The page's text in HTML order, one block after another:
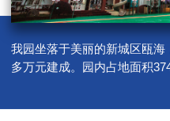
我园坐落于美丽的新城区瓯海
多万元建成。园内占地面积